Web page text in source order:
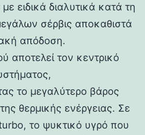
ειδικά διαλυτικά κατά τη
σέρβις αποκαθιστά
απόδοση.
αποτελεί τον κεντρικό
το μεγαλύτερο βάρος
θερμικής ενέργειας. Σε
το ψυκτικό υγρό που